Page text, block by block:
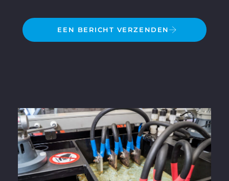
EEN BERICHT VERZENDEN